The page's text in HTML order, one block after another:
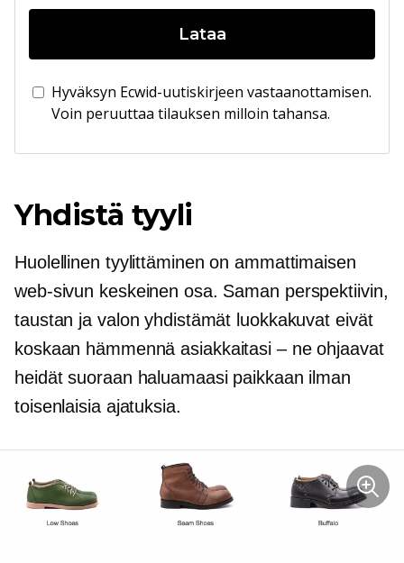
Lataa
Hyväksyn Ecwid-uutiskirjeen vastaanottamisen.
Voin peruuttaa tilauksen milloin tahansa.
Yhdistä tyyli
Huolellinen tyylittäminen on ammattimaisen
web-sivun keskeinen osa. Saman perspektiivin,
taustan ja valon yhdistämät luokkakuvat eivät
koskaan hämmennä asiakkaitasi – ne ohjaavat
heidät suoraan haluamaasi paikkaan ilman
toisenlaisia ​​ajatuksia.